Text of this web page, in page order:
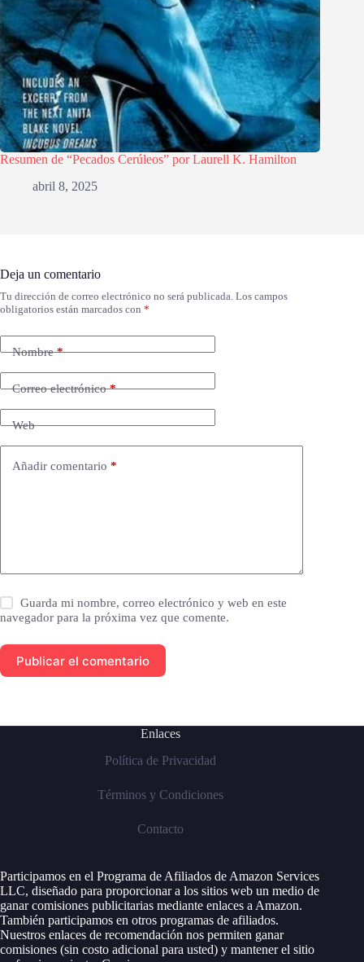
Resumen de “Pecados Cerúleos” por Laurell K. Hamilton
abril 8, 2025
Deja un comentario
Tu dirección de correo electrónico no será publicada. Los campos
obligatorios están marcados con *
Nombre*
Correo electrónico*
Web
Añadir comentario *
Guarda mi nombre, correo electrónico y web en este
navegador para la próxima vez que comente.
Publicar el comentario
Enlaces
Política de Privacidad
Términos y Condiciones
Contacto
Participamos en el Programa de Afiliados de Amazon Services
LLC, diseñado para proporcionar a los sitios web un medio de
ganar comisiones publicitarias mediante enlaces a Amazon.
También participamos en otros programas de afiliados.
Nuestros enlaces de recomendación nos permiten ganar
comisiones (sin costo adicional para usted) y mantener el sitio